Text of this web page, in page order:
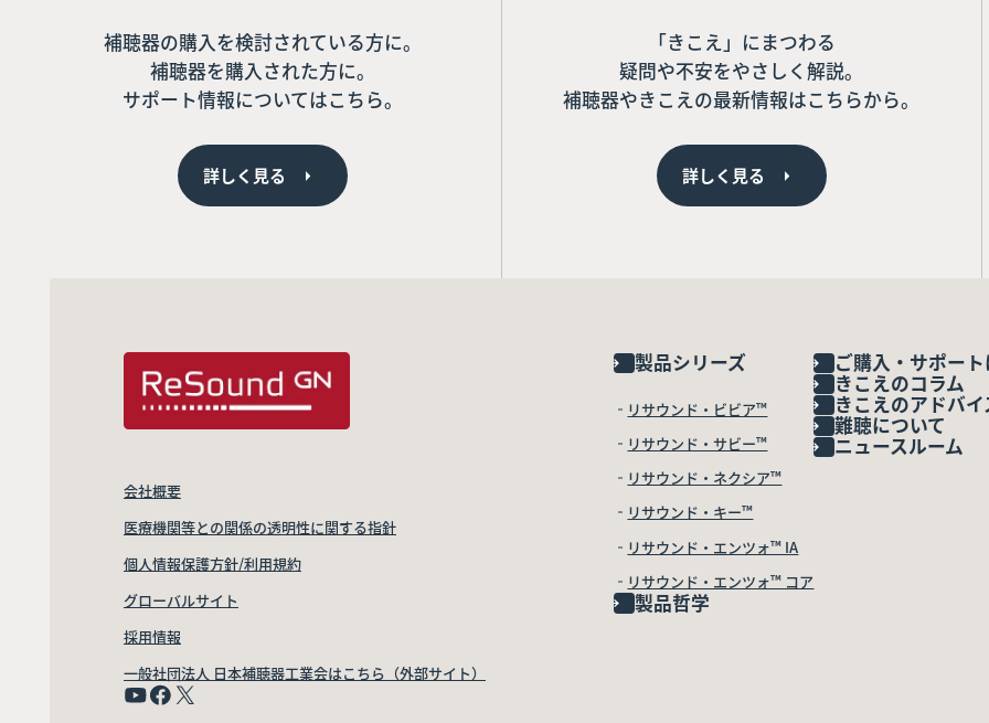
補聴器の購入を検討されている方に。
補聴器を購入された方に。
サポート情報についてはこちら。
詳しく見る
「きこえ」にまつわる
疑問や不安をやさしく解説。
補聴器やきこえの最新情報はこちらから。
詳しく見る
製品シリーズ
リサウンド・ビビア™
リサウンド・サビー™
リサウンド・ネクシア™
リサウンド・キー™
リサウンド・エンツォ™ IA
リサウンド・エンツォ™ コア
製品哲学
ご購入・サポー
きこえのコラム
きこえのアドバイ
難聴について
ニュースルーム
会社概要
医療機関等との関係の透明性に関する指針
個人情報保護方針/利用規約
グローバルサイト
採用情報
一般社団法人 日本補聴器工業会はこちら（外部サイト）